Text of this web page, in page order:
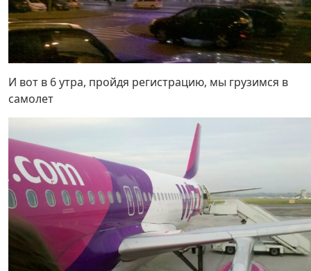
И вот в 6 утра, пройдя регистрацию, мы грузимся в
самолет